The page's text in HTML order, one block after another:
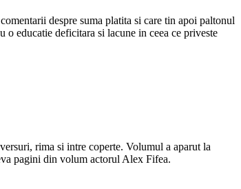
despre suma platita si care tin apoi paltonul
o educatie deficitara si lacune in ceea ce priveste
rima si intre coperte. Volumul a aparut la
pagini din volum actorul Alex Fifea.